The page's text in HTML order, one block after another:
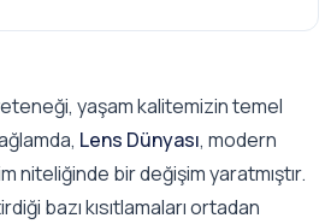
yaşam kalitemizin temel
Lens Dünyası, modern
niteliğinde bir değişim yaratmıştır.
bazı kısıtlamaları ortadan